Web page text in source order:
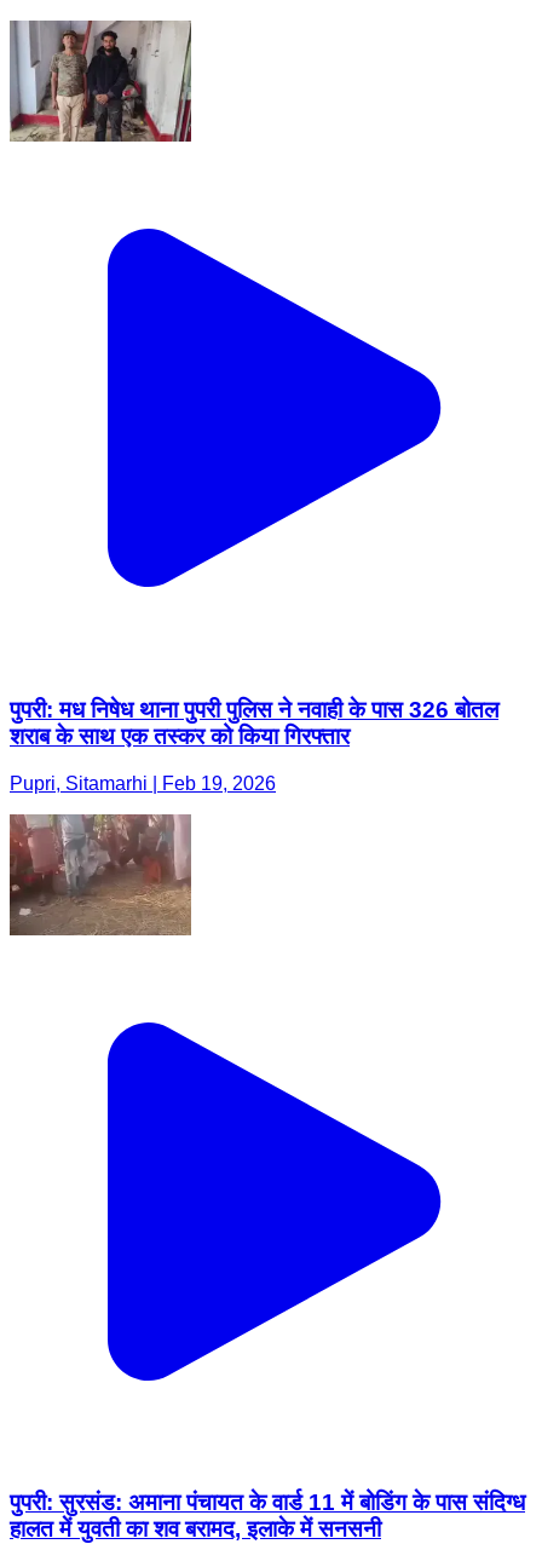
पुपरी: मध निषेध थाना पुपरी पुलिस ने नवाही के पास 326 बोतल
शराब के साथ एक तस्कर को किया गिरफ्तार
Pupri, Sitamarhi | Feb 19, 2026
पुपरी: सुरसंड: अमाना पंचायत के वार्ड 11 में बोडिंग के पास संदिग्ध
हालत में युवती का शव बरामद, इलाके में सनसनी